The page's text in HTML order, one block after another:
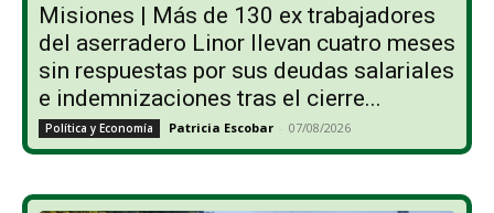
Misiones | Más de 130 ex trabajadores
del aserradero Linor llevan cuatro meses
sin respuestas por sus deudas salariales
e indemnizaciones tras el cierre...
Política y Economía Patricia Escobar - 07/08/2026